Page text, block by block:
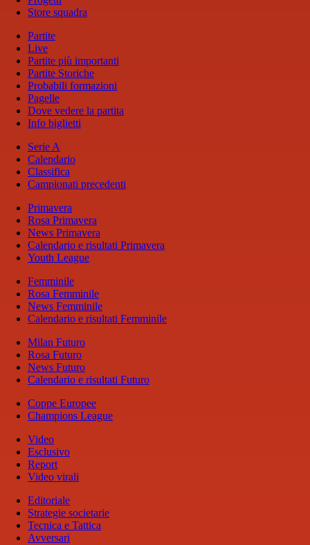
Store squadra
Partite
Live
Partite più importanti
Partite Storiche
Probabili formazioni
Pagelle
Dove vedere la partita
Info biglietti
Serie A
Calendario
Classifica
Campionati precedenti
Primavera
Rosa Primavera
News Primavera
Calendario e risultati Primavera
Youth League
Femminile
Rosa Femminile
News Femminile
Calendario e risultati Femminile
Milan Futuro
Rosa Futuro
News Futuro
Calendario e risultati Futuro
Coppe Europee
Champions League
Video
Esclusivo
Report
Video virali
Editoriale
Strategie societarie
Tecnica e Tattica
Avversari